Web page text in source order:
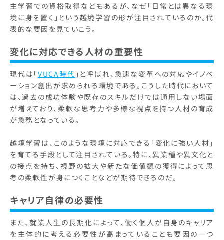
主学習での資格取得などもあるが、なぜ「日常とは異なる環
境に身を置く」という越境学習の形が注目されているのか。代
表的な要因を見ていこう。
変化に対応できる人材の重要性
現代は「VUCA時代 」と呼ばれ、急速な変革への対応やイノベ
ーション創出が求められる環境である。こうした時代において
は、過去の成功体験や既存のスキルだけでは通用しない場面
が増えており、柔軟な思考力や多様な視点を持つ人材の育成
が急務となっている。
越境学習は、このような環境に対応できる「変化に強い人材」
を育てる手段として注目されている。特に、異業種や異文化と
の接点を持ち、視野の拡大や新たな価値観の獲得によって思
考の柔軟性が身につくことなどが期待できるのだ。
キャリア自律の必要性
また、就業人生の長期化によって、働く個人が自身のキャリア
を主体的に考える必要性が高まっていることも要因の一つ